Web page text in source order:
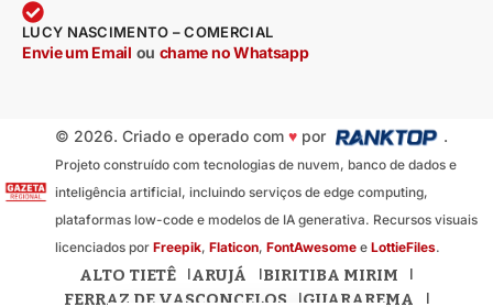
LUCY NASCIMENTO – COMERCIAL
Envie um Email ou chame no Whatsapp
© 2026. Criado e operado com ♥por .
Projeto construído com tecnologias de nuvem, banco de dados e
inteligência artificial, incluindo serviços de edge computing,
plataformas low-code e modelos de IA generativa. Recursos visuais
licenciados por Freepik, Flaticon, FontAwesomee LottieFiles.
ALTO TIETÊ ARUJÁ
BIRITIBA MIRIM
FERRAZ DE VASCONCELOS
GUARAREMA